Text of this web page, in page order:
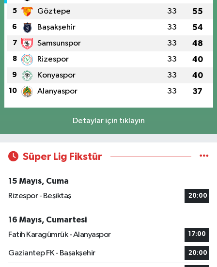
5 Göztepe 33 55
6 Başakşehir 33 54
7 Samsunspor 33 48
8 Rizespor 33 40
9 Konyaspor 33 40
10 Alanyaspor 33 37
Detaylar için tıklayın
Süper Lig Fikstür
15 Mayıs, Cuma
Rizespor - Beşiktaş
20:00
16 Mayıs, Cumartesi
Fatih Karagümrük - Alanyaspor
17:00
Gaziantep FK - Başakşehir 20:00